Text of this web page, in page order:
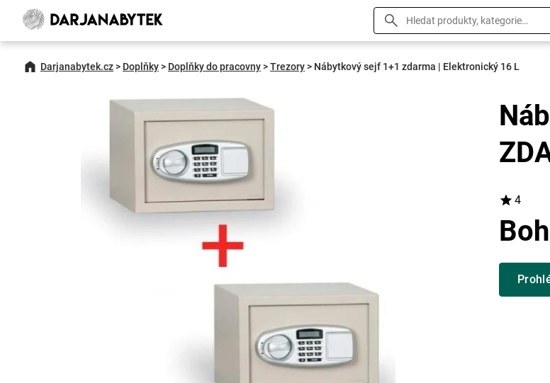
Darjanabytek.cz> Doplňky> Doplňky do pracovny>Trezory> Nábytkový sejf 1+1 zdarma | Elektronický 16 L
4